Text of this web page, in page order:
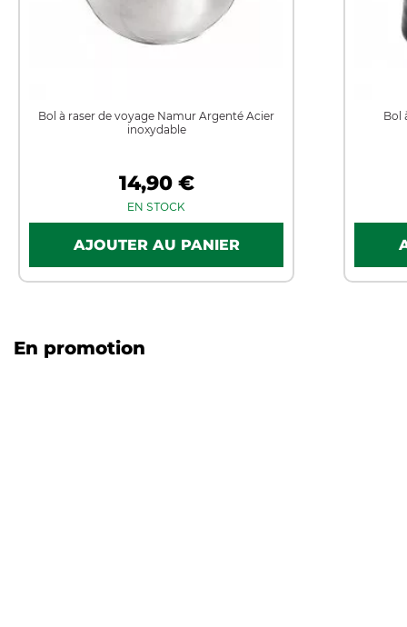
Bol à raser de voyage Namur Argenté Acier
inoxydable
14,90 €
EN STOCK
Bol
En promotion